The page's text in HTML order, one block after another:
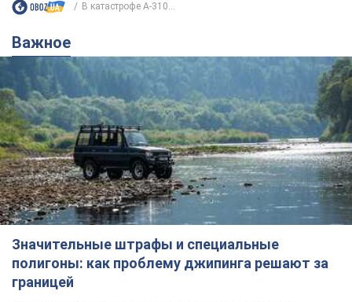
В катастрофе А-310...
Важное
Значительные штрафы и специальные
полигоны: как проблему джипинга решают за
границей